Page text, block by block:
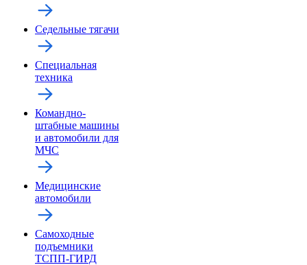
Седельные тягачи
Специальная
техника
Командно-
штабные машины
и автомобили для
МЧС
Медицинские
автомобили
Самоходные
подъемники
ТСПП-ГИРД